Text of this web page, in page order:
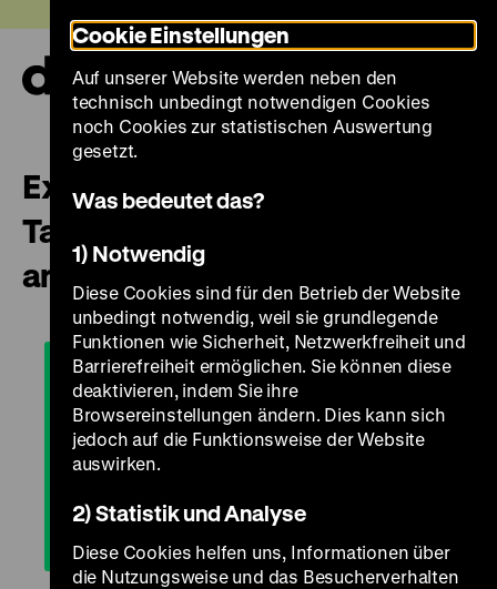
zum
Seiteninhalt
springen
Expressführung „Roads not
Taken. Oder: Es hätte auch
anders kommen können”
Cookie Einstellungen
Auf unserer Website werden neben den
technisch unbedingt notwendigen Cookies
noch Cookies zur statistischen Auswertung
gesetzt.
Was bedeutet das?
1) Notwendig
Diese Cookies sind für den Betrieb der Website
unbedingt notwendig, weil sie grundlegende
Funktionen wie Sicherheit, Netzwerkfreiheit und
Barrierefreiheit ermöglichen. Sie können diese
deaktivieren, indem Sie ihre
Browsereinstellungen ändern. Dies kann sich
jedoch auf die Funktionsweise der Website
auswirken.
2) Statistik und Analyse
Diese Cookies helfen uns, Informationen über
die Nutzungsweise und das Besucherverhalten